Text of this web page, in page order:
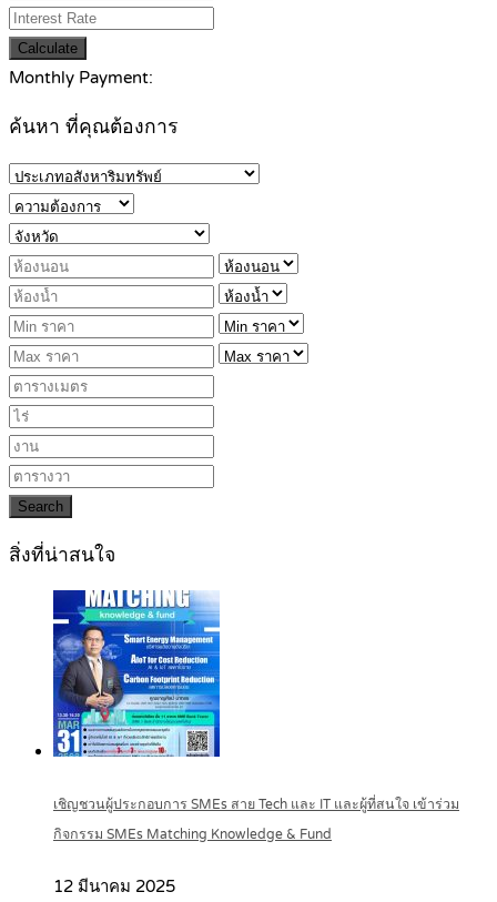
Calculate
Monthly Payment:
ค้นหา ที่คุณต้องการ
Search
สิ่งที่น่าสนใจ
เชิญชวนผู้ประกอบการ SMEs สาย Tech และ IT และผู้ที่สนใจ เข้าร่วม
กิจกรรม SMEs Matching Knowledge & Fund
12 มีนาคม 2025